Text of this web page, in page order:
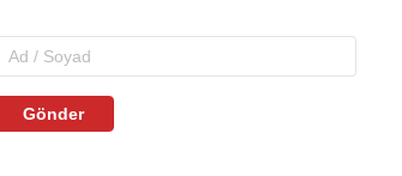
Gönder